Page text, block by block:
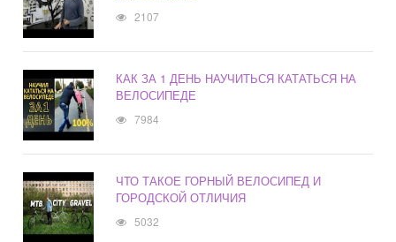
2107
КАК ЗА 1 ДЕНЬ НАУЧИТЬСЯ КАТАТЬСЯ НА
ВЕЛОСИПЕДЕ
7984
ЧТО ТАКОЕ ГОРНЫЙ ВЕЛОСИПЕД И
ГОРОДСКОЙ ОТЛИЧИЯ
5032